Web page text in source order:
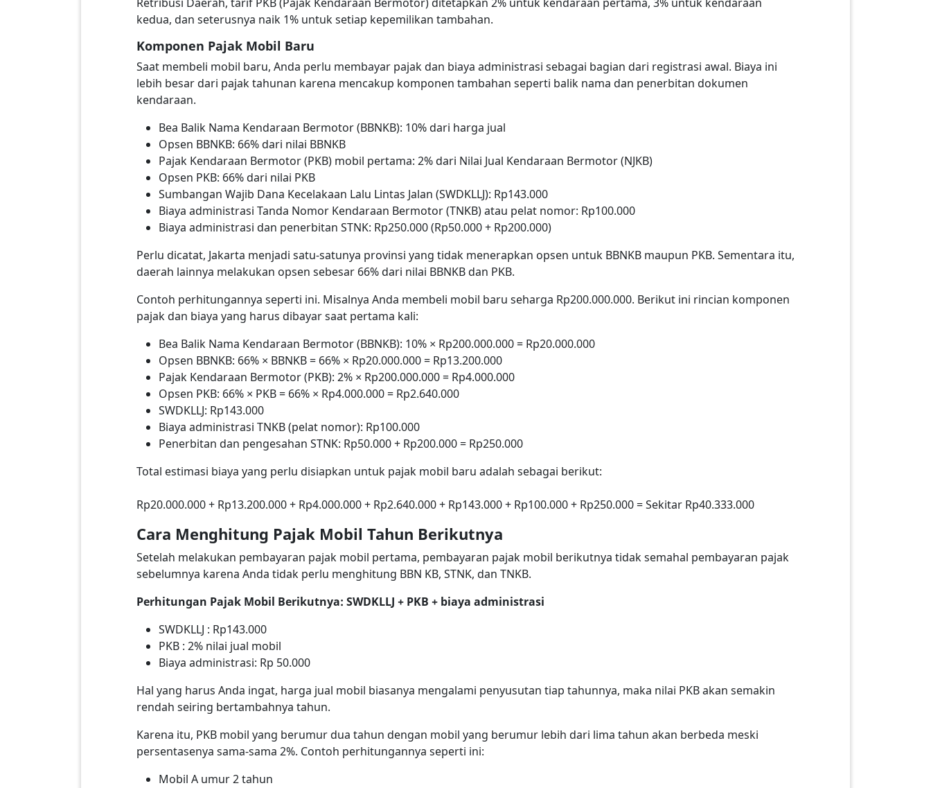
kedua, dan seterusnya naik 1% untuk setiap kepemilikan tambahan.
Komponen Pajak Mobil Baru
Saat membeli mobil baru, Anda perlu membayar pajak dan biaya administrasi sebagai bagian dari registrasi awal. Biaya ini
lebih besar dari pajak tahunan karena mencakup komponen tambahan seperti balik nama dan penerbitan dokumen
kendaraan.
Bea Balik Nama Kendaraan Bermotor (BBNKB): 10% dari harga jual
Opsen BBNKB: 66% dari nilai BBNKB
Pajak Kendaraan Bermotor (PKB) mobil pertama: 2% dari Nilai Jual Kendaraan Bermotor (NJKB)
Opsen PKB: 66% dari nilai PKB
Sumbangan Wajib Dana Kecelakaan Lalu Lintas Jalan (SWDKLLJ): Rp143.000
Biaya administrasi Tanda Nomor Kendaraan Bermotor (TNKB) atau pelat nomor: Rp100.000
Biaya administrasi dan penerbitan STNK: Rp250.000 (Rp50.000 + Rp200.000)
Perlu dicatat, Jakarta menjadi satu-satunya provinsi yang tidak menerapkan opsen untuk BBNKB maupun PKB. Sementara itu,
daerah lainnya melakukan opsen sebesar 66% dari nilai BBNKB dan PKB.
Contoh perhitungannya seperti ini. Misalnya Anda membeli mobil baru seharga Rp200.000.000. Berikut ini rincian komponen
pajak dan biaya yang harus dibayar saat pertama kali:
Bea Balik Nama Kendaraan Bermotor (BBNKB): 10% × Rp200.000.000 = Rp20.000.000
Opsen BBNKB: 66% × BBNKB = 66% × Rp20.000.000 = Rp13.200.000
Pajak Kendaraan Bermotor (PKB): 2% × Rp200.000.000 = Rp4.000.000
Opsen PKB: 66% × PKB = 66% × Rp4.000.000 = Rp2.640.000
SWDKLLJ: Rp143.000
Biaya administrasi TNKB (pelat nomor): Rp100.000
Penerbitan dan pengesahan STNK: Rp50.000 + Rp200.000 = Rp250.000
Total estimasi biaya yang perlu disiapkan untuk pajak mobil baru adalah sebagai berikut:
Rp20.000.000 + Rp13.200.000 + Rp4.000.000 + Rp2.640.000 + Rp143.000 + Rp100.000 + Rp250.000 = Sekitar Rp40.333.000
Cara Menghitung Pajak Mobil Tahun Berikutnya
Setelah melakukan pembayaran pajak mobil pertama, pembayaran pajak mobil berikutnya tidak semahal pembayaran pajak
sebelumnya karena Anda tidak perlu menghitung BBN KB, STNK, dan TNKB.
Perhitungan Pajak Mobil Berikutnya: SWDKLLJ + PKB + biaya administrasi
SWDKLLJ : Rp143.000
PKB : 2% nilai jual mobil
Biaya administrasi: Rp 50.000
Hal yang harus Anda ingat, harga jual mobil biasanya mengalami penyusutan tiap tahunnya, maka nilai PKB akan semakin
rendah seiring bertambahnya tahun.
Karena itu, PKB mobil yang berumur dua tahun dengan mobil yang berumur lebih dari lima tahun akan berbeda meski
persentasenya sama-sama 2%. Contoh perhitungannya seperti ini:
Mobil A umur 2 tahun